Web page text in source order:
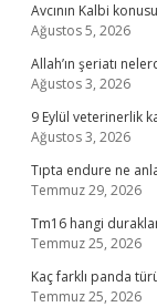
Avcının Kalbi
Ağustos 5, 2026
Allah’ın şeriatı
Ağustos 3, 2026
9 Eylül veterinerlik
Ağustos 3, 2026
Tıpta endure ne
Temmuz 29, 2026
Tm16 hangi
Temmuz 25, 2026
Kaç farklı panda
Temmuz 25, 2026